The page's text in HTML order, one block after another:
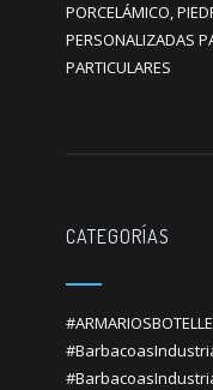
PORCELÁMICO,
PERSONALIZADAS
PARTICULARES
CATEGORÍAS